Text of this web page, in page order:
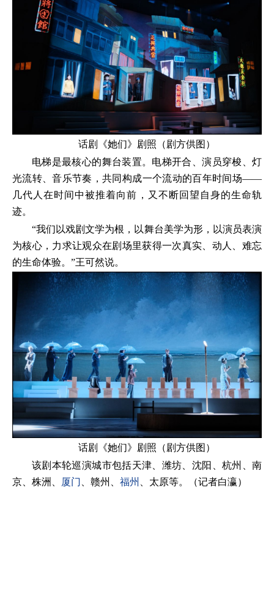
话剧《她们》剧照（剧方供图）
电梯是最核心的舞台装置。电梯开合、演员穿梭、灯
光流转、音乐节奏，共同构成一个流动的百年时间场——
几代人在时间中被推着向前，又不断回望自身的生命轨
迹。
“我们以戏剧文学为根，以舞台美学为形，以演员表演
为核心，力求让观众在剧场里获得一次真实、动人、难忘
的生命体验。”王可然说。
话剧《她们》剧照（剧方供图）
该剧本轮巡演城市包括天津、潍坊、沈阳、杭州、南
京、株洲、
厦门 、赣州、 福州 、太原等。（记者白瀛）